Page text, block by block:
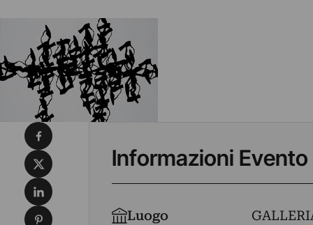
Informazioni Evento
Luogo
Condividi su Facebook
Condividi su X
Condividi su LinkedIn
Condividi su Pinterest